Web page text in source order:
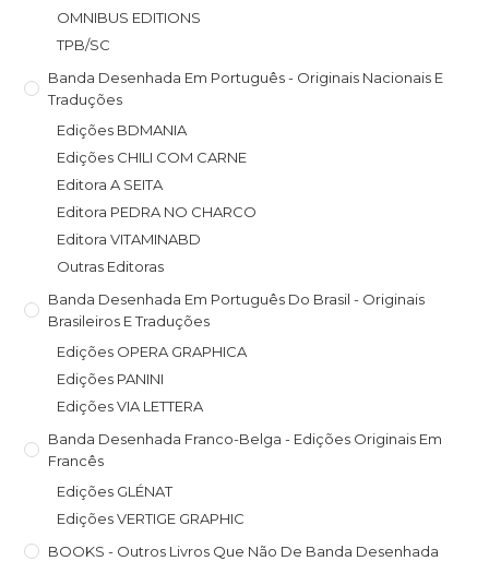
OMNIBUS EDITIONS
TPB/SC
Banda Desenhada Em Português - Originais Nacionais E
Traduções
Edições BDMANIA
Edições CHILI COM CARNE
Editora A SEITA
Editora PEDRA NO CHARCO
Editora VITAMINABD
Outras Editoras
Banda Desenhada Em Português Do Brasil - Originais
Brasileiros E Traduções
Edições OPERA GRAPHICA
Edições PANINI
Edições VIA LETTERA
Banda Desenhada Franco-Belga - Edições Originais Em
Francês
Edições GLÉNAT
Edições VERTIGE GRAPHIC
BOOKS - Outros Livros Que Não De Banda Desenhada